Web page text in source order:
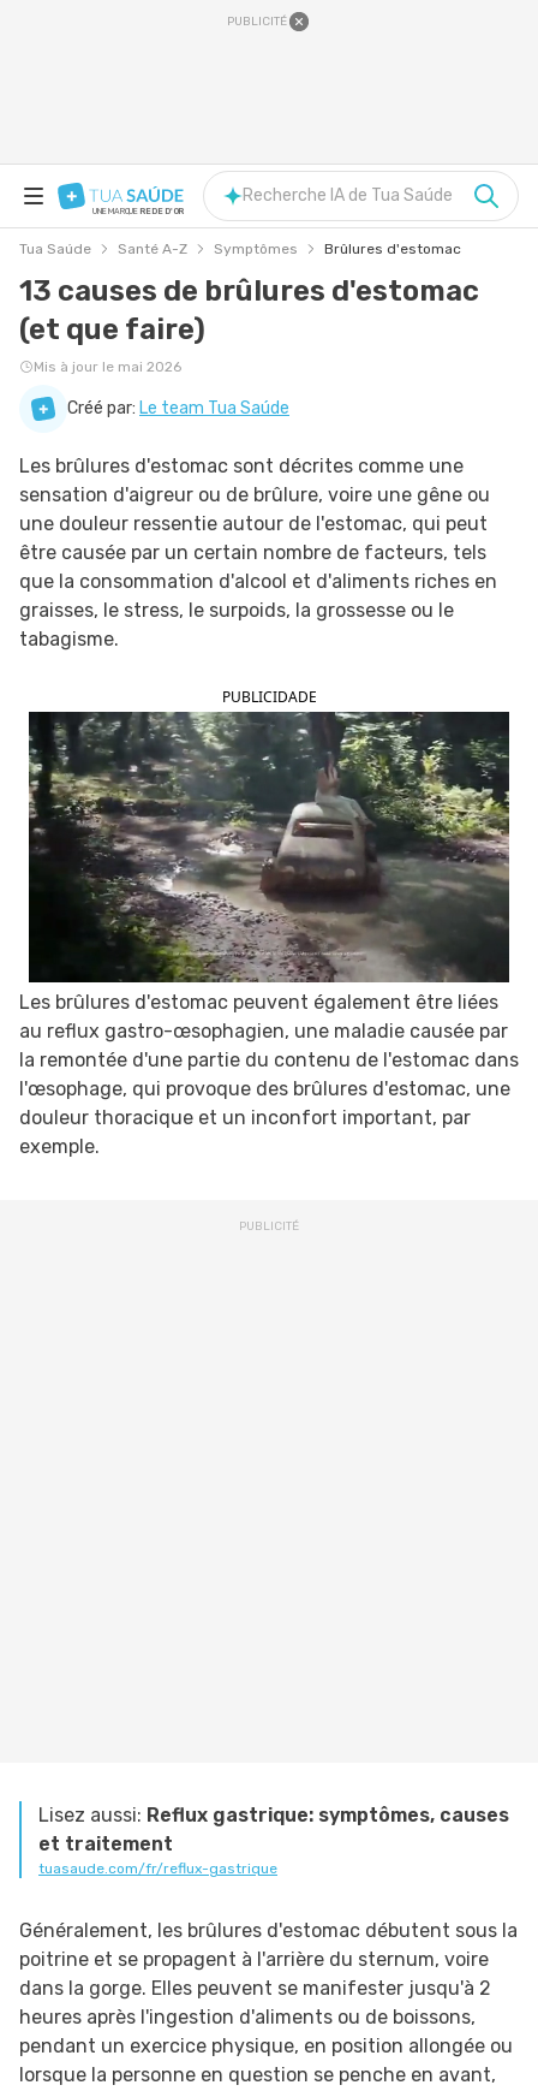
PUBLICITÉ
UNE MARQUE REDE D'OR
Recherche IA de Tua Saúde
Tua Saúde Santé A-Z Symptômes Brûlures d'estomac
13 causes de brûlures d'estomac
(et que faire)
Mis à jour le mai 2026
Créé par: Le team Tua Saúde
Les brûlures d'estomac sont décrites comme une
sensation d'aigreur ou de brûlure, voire une gêne ou
une douleur ressentie autour de l'estomac, qui peut
être causée par un certain nombre de facteurs, tels
que la consommation d'alcool et d'aliments riches en
graisses, le stress, le surpoids, la grossesse ou le
tabagisme.
PUBLICIDADE
Les brûlures d'estomac peuvent également être liées
au reflux gastro-œsophagien, une maladie causée par
la remontée d'une partie du contenu de l'estomac dans
l'œsophage, qui provoque des brûlures d'estomac, une
douleur thoracique et un inconfort important, par
exemple.
Lisez aussi: Reflux gastrique: symptômes, causes
et traitement
tuasaude.com/fr/reflux-gastrique
Généralement, les brûlures d'estomac débutent sous la
poitrine et se propagent à l'arrière du sternum, voire
dans la gorge. Elles peuvent se manifester jusqu'à 2
heures après l'ingestion d'aliments ou de boissons,
pendant un exercice physique, en position allongée ou
lorsque la personne en question se penche en avant,